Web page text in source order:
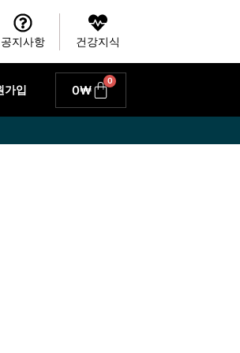
공지사항 건강지식
가입 0₩
0
Cart